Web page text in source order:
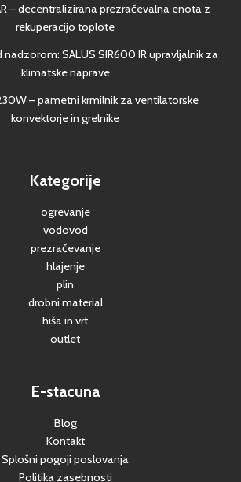
– decentralizirana prezračevalna enota z
rekuperacijo toplote
SALUS SIR600 IR upravljalnik za
klimatske naprave
– pametni krmilnik za ventilatorske
konvektorje in grelnike
Kategorije
ogrevanje
vodovod
prezračevanje
hlajenje
plin
drobni material
hiša in vrt
outlet
E-stacuna
Blog
Kontakt
Splošni pogoji poslovanja
Politika zasebnosti